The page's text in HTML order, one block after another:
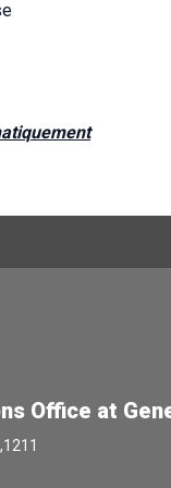
Office at